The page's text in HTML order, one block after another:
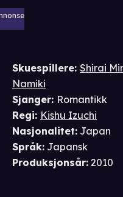
Skuespillere: Shirai
Namiki
Sjanger: Romantikk
Regi: Kishu Izuchi
Nasjonalitet: Japan
Språk: Japansk
Produksjonsår: 2010